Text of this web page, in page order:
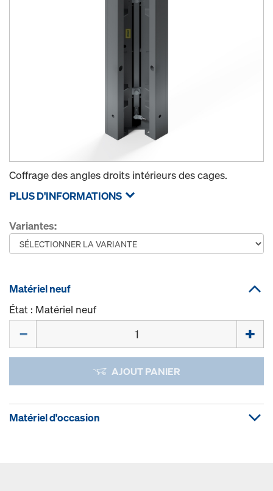
Coffrage des angles droits intérieurs des cages.
PLUS D'INFORMATIONS
Variantes:
Matériel neuf
État : Matériel neuf
AJOUT PANIER
Matériel d'occasion